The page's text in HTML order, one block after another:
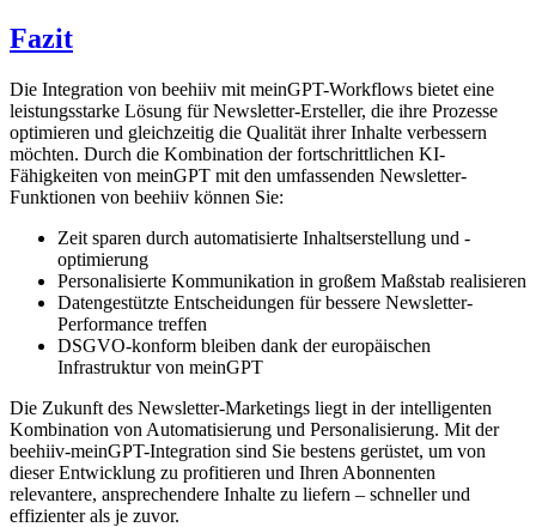
Fazit
Die Integration von beehiiv mit meinGPT-Workflows bietet eine
leistungsstarke Lösung für Newsletter-Ersteller, die ihre Prozesse
optimieren und gleichzeitig die Qualität ihrer Inhalte verbessern
möchten. Durch die Kombination der fortschrittlichen KI-
Fähigkeiten von meinGPT mit den umfassenden Newsletter-
Funktionen von beehiiv können Sie:
Zeit sparen durch automatisierte Inhaltserstellung und -
optimierung
Personalisierte Kommunikation in großem Maßstab realisieren
Datengestützte Entscheidungen für bessere Newsletter-
Performance treffen
DSGVO-konform bleiben dank der europäischen
Infrastruktur von meinGPT
Die Zukunft des Newsletter-Marketings liegt in der intelligenten
Kombination von Automatisierung und Personalisierung. Mit der
beehiiv-meinGPT-Integration sind Sie bestens gerüstet, um von
dieser Entwicklung zu profitieren und Ihren Abonnenten
relevantere, ansprechendere Inhalte zu liefern – schneller und
effizienter als je zuvor.